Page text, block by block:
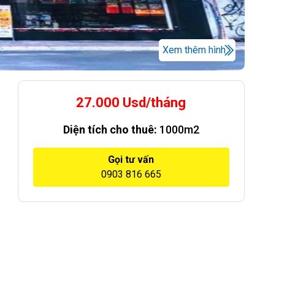
Xem thêm hình
27.000 Usd/tháng
Diện tích cho thuê: 1000m2
Gọi tư vấn
0903 816 665